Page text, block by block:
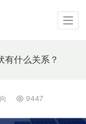
有什么关系？
9447